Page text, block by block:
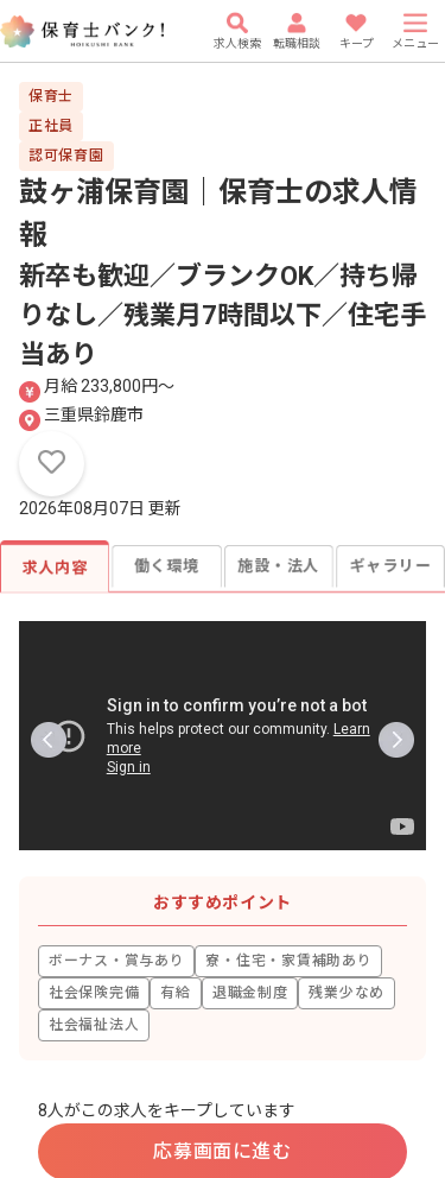
求人検索 転職相談 キープ メニュー
保育士
正社員
認可保育園
鼓ヶ浦保育園｜保育士の求人情
報
新卒も歓迎／ブランクOK／持ち帰
りなし／残業月7時間以下／住宅手
当あり
月給 233,800円〜
三重県鈴鹿市
2026年08月07日 更新
求人内容 働く環境 施設・法人 ギャラリー
おすすめポイント
ボーナス・賞与あり
寮・住宅・家賃補助あり
社会保険完備
有給 退職金制度
残業少なめ
社会福祉法人
8人がこの求人をキープしています
応募画面に進む